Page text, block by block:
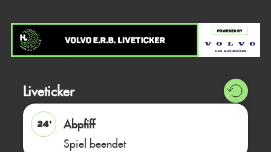
Liveticker
24'
Abpfiff
Spiel beendet